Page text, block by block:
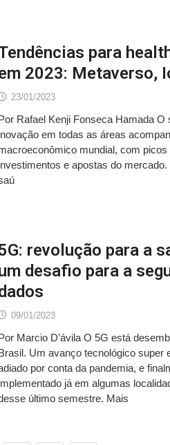
para
2023: Metaverso,
23/01/2023
Por Rafael Kenji Fonseca Hamada O
em todas as áreas
mundial, com picos
e apostas do
revolução para a
desafio para a
09/01/2023
Marcio D’ávila O 5G está
Um avanço tecnológico super
por conta da pandemia, e
já em algumas
último semestre. Mais